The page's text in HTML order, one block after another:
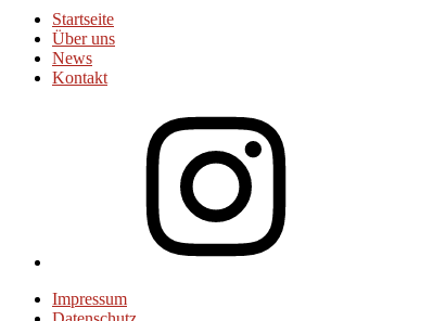
Startseite
Über uns
News
Kontakt
Impressum